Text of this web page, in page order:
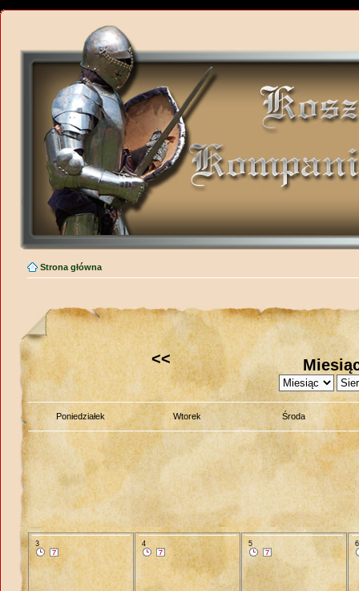
Strona główna
<<
Poniedziałek Wtorek Środa
3 4 5 6